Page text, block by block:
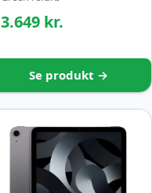
3.649 kr.
Se produkt →